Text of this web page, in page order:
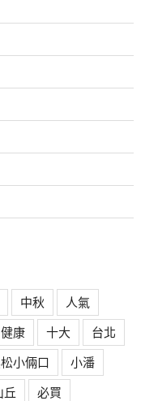
中秋
人氣
健康 十大
台北
小倆口
小潘
丘
必買